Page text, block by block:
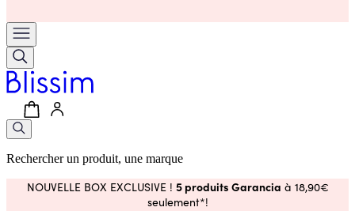
Rechercher un produit, une marque
NOUVELLE BOX EXCLUSIVE ! 5 produits Garancia à 18,90€
seulement*!